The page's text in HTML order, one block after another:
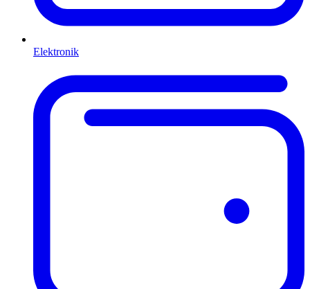
Elektronik